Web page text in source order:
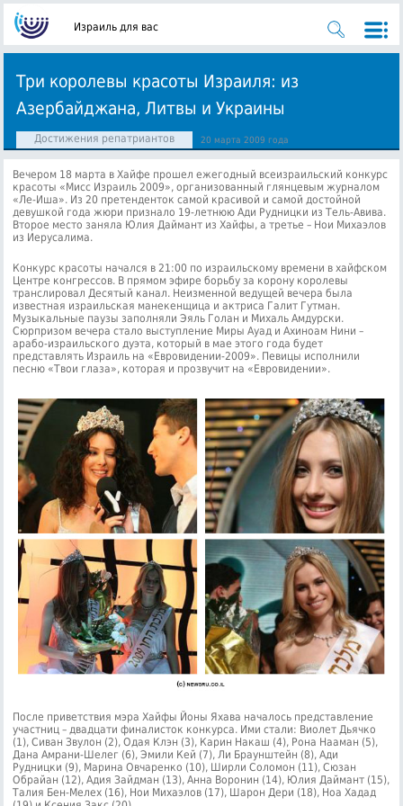
Израиль для вас
Три королевы красоты Израиля: из
Азербайджана, Литвы и Украины
Достижения репатриантов 20 марта 2009 года
Вечером 18 марта в Хайфе прошел ежегодный всеизраильский конкурс
красоты «Мисс Израиль 2009», организованный глянцевым журналом
«Ле-Иша». Из 20 претенденток самой красивой и самой достойной
девушкой года жюри признало 19-летнюю Ади Рудницки из Тель-Авива.
Второе место заняла Юлия Даймант из Хайфы, а третье – Нои Михаэлов
из Иерусалима.
Конкурс красоты начался в 21:00 по израильскому времени в хайфском
Центре конгрессов. В прямом эфире борьбу за корону королевы
транслировал Десятый канал. Неизменной ведущей вечера была
известная израильская манекенщица и актриса Галит Гутман.
Музыкальные паузы заполняли Эяль Голан и Михаль Амдурски.
Сюрпризом вечера стало выступление Миры Ауад и Ахиноам Нини –
арабо-израильского дуэта, который в мае этого года будет
представлять Израиль на «Евровидении-2009». Певицы исполнили
песню «Твои глаза», которая и прозвучит на «Евровидении».
После приветствия мэра Хайфы Йоны Яхава началось представление
участниц – двадцати финалисток конкурса. Ими стали: Виолет Дьячко
(1), Сиван Звулон (2), Одая Клэн (3), Карин Накаш (4), Рона Нааман (5),
Дана Амрани-Шелег (6), Эмили Кей (7), Ли Браунштейн (8), Ади
Рудницки (9), Марина Овчаренко (10), Ширли Соломон (11), Сюзан
Обрайан (12), Адия Зайдман (13), Анна Воронин (14), Юлия Даймант (15),
Талия Бен-Мелех (16), Нои Михаэлов (17), Шарон Дери (18), Ноа Хадад